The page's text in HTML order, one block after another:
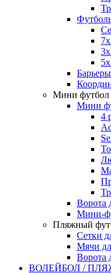
Мини футбол
Мини
4
Ворота
Мини-
Пляжный
Сетки
Мячи
Ворота
ВОЛЕЙБОЛ /